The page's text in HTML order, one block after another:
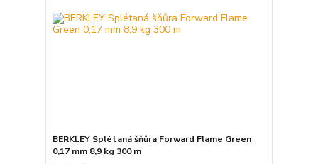
BERKLEY Splétaná šňůra Forward Flame Green
0,17 mm 8,9 kg 300 m